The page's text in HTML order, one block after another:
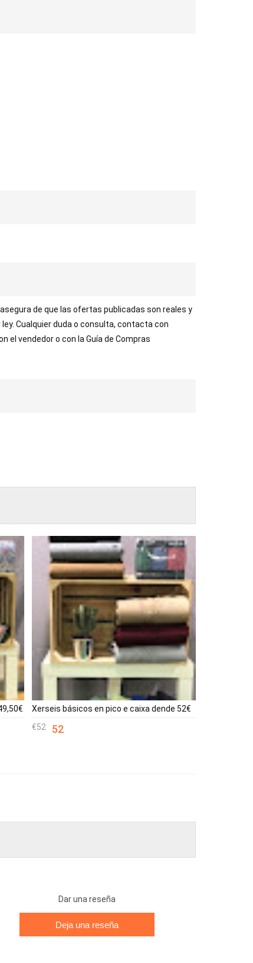
de que las ofertas publicadas son reales y
Cualquier duda o consulta, contacta con
el vendedor o con la Guía de Compras
Xerseis básicos en pico e caixa dende 52€
52
52
Dar una reseña
Deja una reseña